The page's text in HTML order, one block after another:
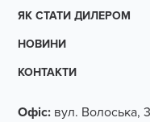
ЯК СТАТИ ДИЛЕРОМ
НОВИНИ
КОНТАКТИ
Офіс: вул. Волоська,